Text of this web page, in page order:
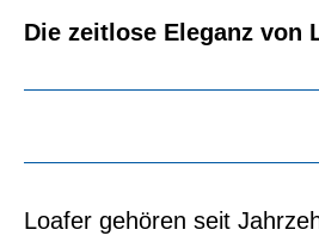
Die zeitlose Eleganz von
Loafer gehören seit